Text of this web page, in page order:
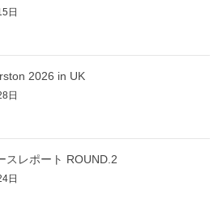
日
2026 in UK
日
スレポート ROUND.2
日